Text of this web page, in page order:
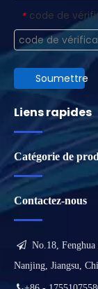
* code de
Soumettre
Liens rapides
Catégorie de
Contactez-nous
 No.18,
Nanjing, Jiangsu,